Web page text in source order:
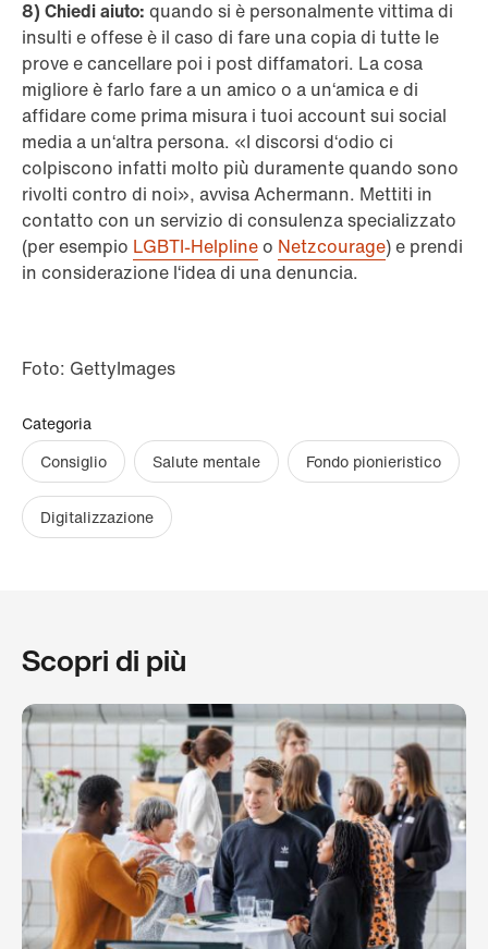
8) Chiedi aiuto: quando si è personalmente vittima di
insulti e offese è il caso di fare una copia di tutte le
prove e cancellare poi i post diffamatori. La cosa
migliore è farlo fare a un amico o a un‘amica e di
affidare come prima misura i tuoi account sui social
media a un‘altra persona. «I discorsi d‘odio ci
colpiscono infatti molto più duramente quando sono
rivolti contro di noi», avvisa Achermann. Mettiti in
contatto con un servizio di consulenza specializzato
(per esempio LGBTI-Helplineo Netzcourage) e prendi
in considerazione l‘idea di una denuncia.
Foto: GettyImages
Categoria
Consiglio
Salute mentale Fondo pionieristico
Digitalizzazione
Scopri di più